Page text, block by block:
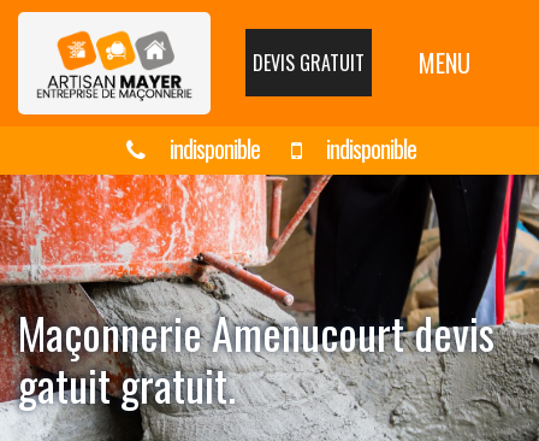
DEVIS GRATUIT MENU
indisponible indisponible
Maçonnerie Amenucourt devis
gatuit gratuit.